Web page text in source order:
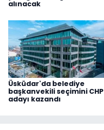
alınacak
Üsküdar'da belediye
başkanvekili seçimini CHP
adayı kazandı